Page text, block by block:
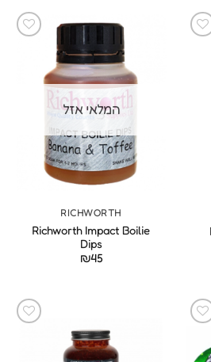
המלאי אזל
RICHWORTH
Richworth Impact Boilie
Dips
₪45